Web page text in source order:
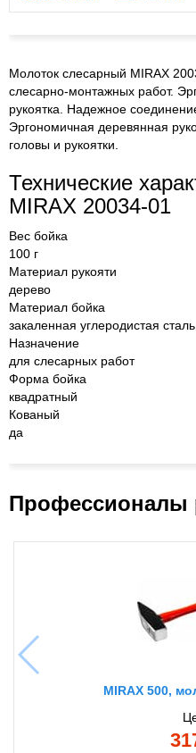
Молоток слесарный MIRAX
слесарно-монтажных работ.
рукоятка. Надежное
Эргономичная деревянная
головы и рукоятки.
Технические
MIRAX 20034-01
Вес бойка
100 г
Материал рукояти
дерево
Материал бойка
закаленная углеродистая сталь
Назначение
для слесарных работ
Форма бойка
квадратный
Кованый
да
Профессионалы
MIRAX 500,